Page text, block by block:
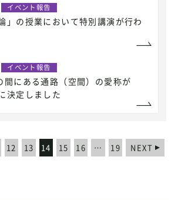
イベント報告
」の授業において特別講演が行わ
イベント報告
間にある通路（空間）の愛称が
決定しました
12 13 14 15 16 … 19 NEXT